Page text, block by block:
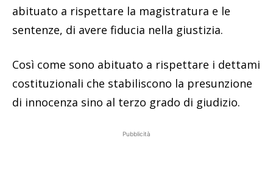
abituato a rispettare la magistratura e le
sentenze, di avere fiducia nella giustizia.
Così come sono abituato a rispettare i dettami
costituzionali che stabiliscono la presunzione
di innocenza sino al terzo grado di giudizio.
Pubblicità